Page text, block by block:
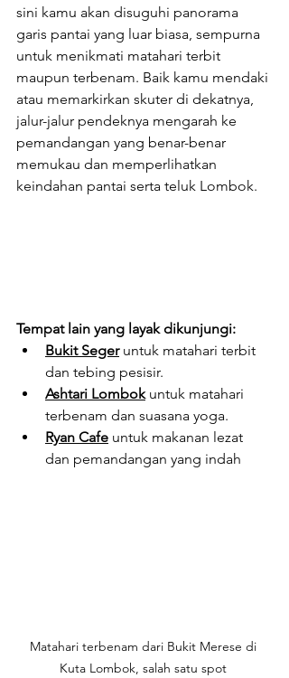
sini kamu akan disuguhi panorama
garis pantai yang luar biasa, sempurna
untuk menikmati matahari terbit
maupun terbenam. Baik kamu mendaki
atau memarkirkan skuter di dekatnya,
jalur-jalur pendeknya mengarah ke
pemandangan yang benar-benar
memukau dan memperlihatkan
keindahan pantai serta teluk Lombok.
Tempat lain yang layak dikunjungi:
Bukit Seger untuk matahari terbit
dan tebing pesisir.
Ashtari Lombok untuk matahari
terbenam dan suasana yoga.
Ryan Cafe untuk makanan lezat
dan pemandangan yang indah
Matahari terbenam dari Bukit Merese di
Kuta Lombok, salah satu spot